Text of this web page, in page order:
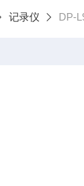
记录仪 DP-